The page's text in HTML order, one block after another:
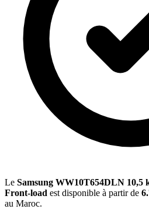
Le Samsung WW10T654DLN
Front-load est disponible à partir de
au Maroc.